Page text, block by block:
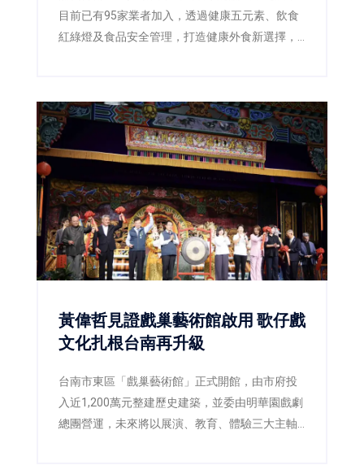
目前已有95家業者加入，透過健康五元素、飲食
紅綠燈及食品安全管理，打造健康外食新選擇，
黃偉哲見證戲巢藝術館啟用 歌仔戲
文化扎根台南再升級
台南市東區「戲巢藝術館」正式開館，由市府投
入近1,200萬元整建歷史建築，並委由明華園戲劇
總團營運，未來將以展演、教育、體驗三大主軸